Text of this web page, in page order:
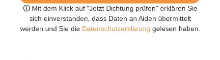
ⓘ Mit dem Klick auf "Jetzt Dichtung prüfen" erklären Sie
sich einverstanden, dass Daten an Aiden übermittelt
werden und Sie dieDatenschutzerklärung gelesen haben.